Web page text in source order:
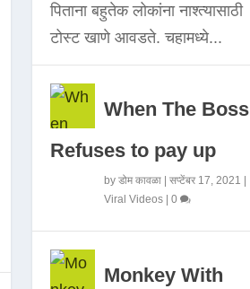
पिताना बहुतेक लोकांना नाश्त्यासाठी
टोस्ट खाणे आवडते. चहामध्ये...
When The Boss
Refuses to pay up
by डोम कावळा| सप्टेंबर 17, 2021 |
Viral Videos| 0
Monkey With